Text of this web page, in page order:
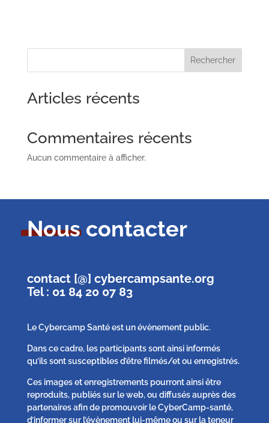
Rechercher
Articles récents
Commentaires récents
Aucun commentaire à afficher.
Nous contacter
contact [@] cybercampsante.org
Tel : 01 84 20 07 83
Le Cybercamp Santé est un évènement public.
Dans ce cadre, les participants sont ainsi informés
qu’ils sont susceptibles d’être filmés/et ou enregistrés.
Ces images et enregistrements pourront ainsi être
reproduits, publiés sur le web, ou diffusés auprès des
partenaires afin de promouvoir le CyberCamp-santé,
d’informer sur l’évènement lui-même ou sur la teneur